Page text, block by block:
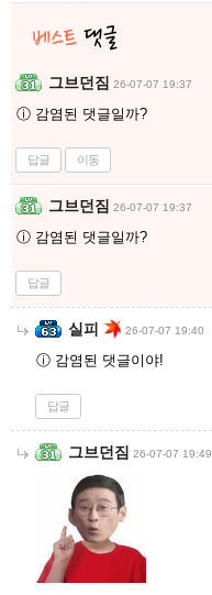
그브던짐 26-07-07 19:37
ⓘ 감염된 댓글일까?
답글 이동
그브던짐 26-07-07 19:37
ⓘ 감염된 댓글일까?
답글
실피 26-07-07 19:40
ⓘ 감염된 댓글이야!
답글
그브던짐 26-07-07 19:49